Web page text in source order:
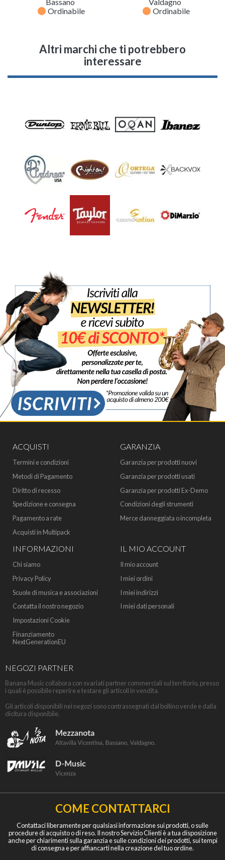
Bassano
fiber_manual_record Ordinabile
Valdagno
fiber_manual_record Ordinabile
Altri marchi che ti potrebbero
interessare
ACQUISTI
Termini e condizioni
Metodi di Pagamento
Diritto di recesso
Spedizione e consegna
Pagamento a rate
Acquisti in Multipack
GARANZIA
Garanzia per prodotti nuovi
Garanzia per prodotti usati
Garanzia per prodotti Ex-Demo
Condizioni degli strumenti
Merce danneggiata o incompleta
INFORMAZIONI
Chi siamo
Privacy Policy
Scuole di musica e associazioni
Contatta il nostro negozio
Impostazioni Cookie
Finanziamento
NextGenerationEU
IL MIO ACCOUNT
Il mio account
I miei ordini
I miei indirizzi
I miei dati personali
NEGOZI PARTNER
Banana Music collabora con svariati partner commerciali sul territorio, presso
i quali è possibile reperire e testare gli articoli in vendita.
Gli articoli disponibili nei negozi sono contrassegnati dal bollino verde e dalla
dicitura disponibile.
COME CONTATTARCI
Contattaci liberamente per qualsiasi informazione sui prodotti, o sulle
procedure di acquisto o di reso. Il nostro Servizio Clienti è a tua disposizione
anche per chiarimenti sulla garanzia e sulle condizioni dei prodotti, sui tempi
di consegna e per affiancarti nella creazione del tuo ordine.